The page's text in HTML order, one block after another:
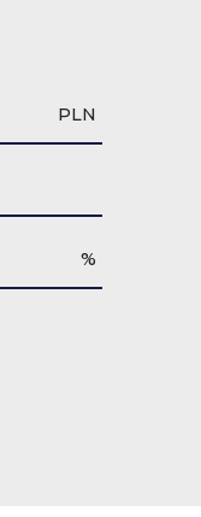
PLN
%